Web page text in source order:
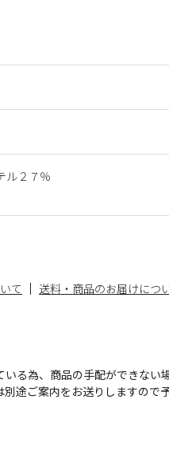
ル２７％
て
送料・商品のお届けにつ
る為、商品の手配ができない
途ご案内をお送りしますので